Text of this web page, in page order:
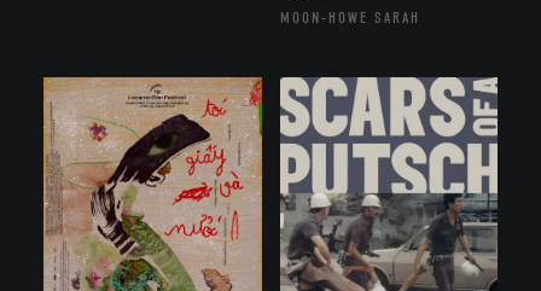
MOON-HOWE SARAH